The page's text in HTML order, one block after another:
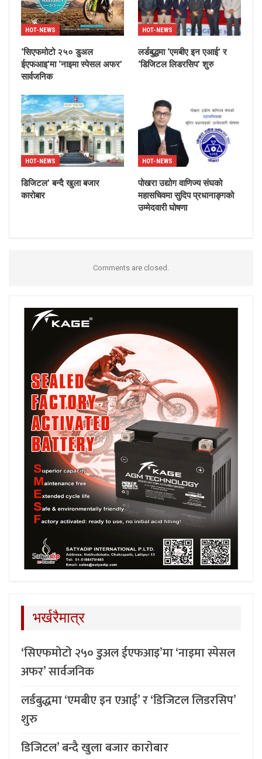
HOT-NEWS
‘सिएफमोटो २५० डुअल
ईएफआइ’मा ‘नाइमा स्पेसल अफर’
सार्वजनिक
HOT-NEWS
लर्डबुद्धमा ‘एमबीए इन एआई’ र
‘डिजिटल लिडरसिप’ शुरु
HOT-NEWS
डिजिटल’ बन्दै खुला बजार
कारोबार
HOT-NEWS
पोखरा उद्योग वाणिज्य संघको
महासचिवमा सुदिप प्रधानाङ्गको
उम्मेदवारी घोषणा
Comments are closed.
भर्खरैमात्र
‘सिएफमोटो २५० डुअल ईएफआइ’मा ‘नाइमा स्पेसल
अफर’ सार्वजनिक
लर्डबुद्धमा ‘एमबीए इन एआई’ र ‘डिजिटल लिडरसिप’
शुरु
डिजिटल’ बन्दै खुला बजार कारोबार